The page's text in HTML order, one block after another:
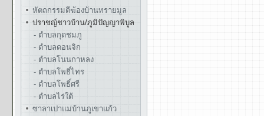
หัตถกรรมตีฆ้องบ้านทรายมูล
ปราชญ์ชาวบ้าน/ภูมิปัญญาพิบูล
- ตำบลกุดชมภู
- ตำบลดอนจิก
- ตำบลโนนกาหลง
- ตำบลโพธิ์ไทร
- ตำบลโพธิ์ศรี
- ตำบลไร่ใต้
ซาลาเปาแม่บ้านภูเขาแก้ว